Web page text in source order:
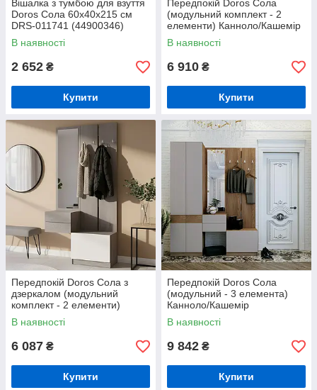
Вішалка з тумбою для взуття
Doros Сола 60х40х215 см
DRS-011741 (44900346)
В наявності
2 652 ₴
Купити
Передпокій Doros Сола
(модульний комплект - 2
елементи) Канноло/Кашемір
120х40х215 (DRS-011898)
В наявності
6 910 ₴
Купити
Передпокій Doros Сола з
дзеркалом (модульний
комплект - 2 елементи)
Канноло/Кашемір
105х40х215 (DRS-011899)
В наявності
6 087 ₴
Купити
Передпокій Doros Сола
(модульний - 3 елемента)
Канноло/Кашемір
165х40х215 (DRS-011900)
В наявності
9 842 ₴
Купити